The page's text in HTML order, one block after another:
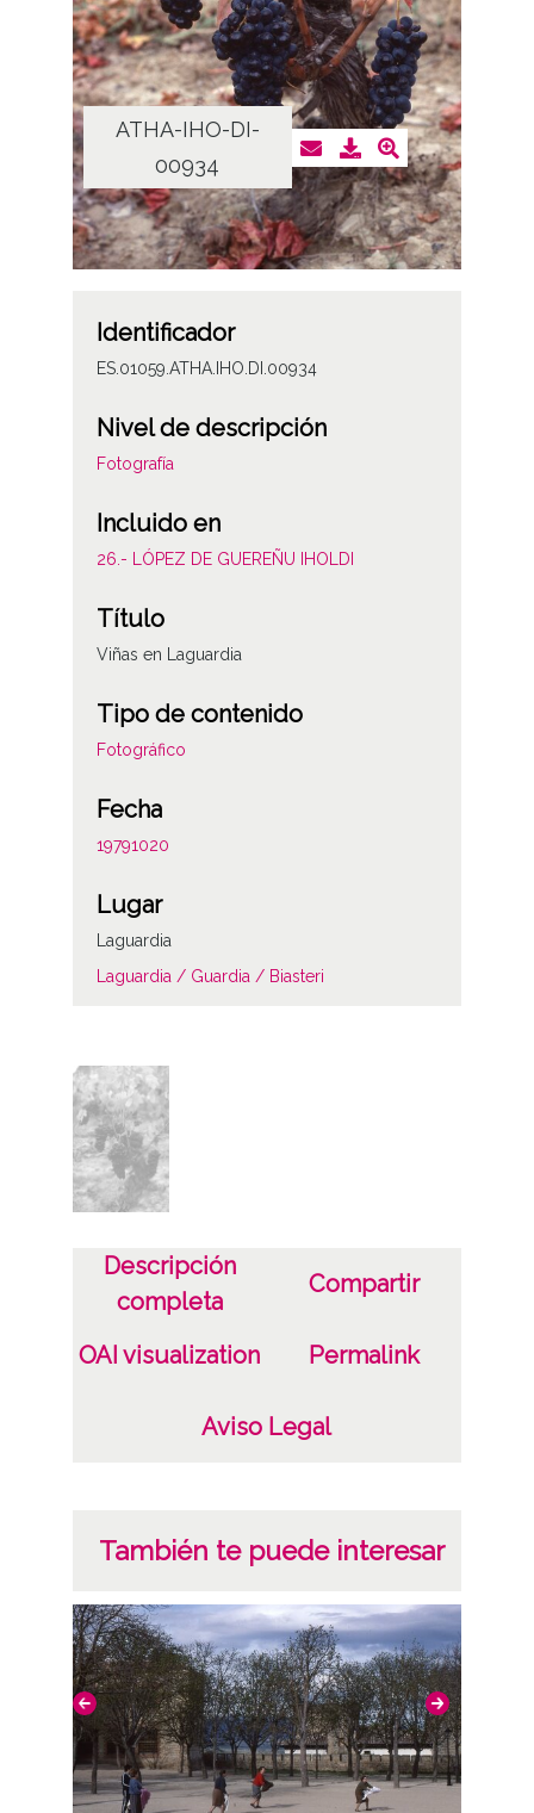
ATHA-IHO-DI-
00934
Identificador
ES.01059.ATHA.IHO.DI.00934
Nivel de descripción
Fotografía
Incluido en
26.- LÓPEZ DE GUEREÑU IHOLDI
Título
Viñas en Laguardia
Tipo de contenido
Fotográfico
Fecha
19791020
Lugar
Laguardia
Laguardia / Guardia / Biasteri
Plantas y flores
Licencia de las imágenes
CC BY-NC-SA 4.0
Descripción
completa
Compartir
OAI visualization Permalink
Aviso Legal
También te puede interesar